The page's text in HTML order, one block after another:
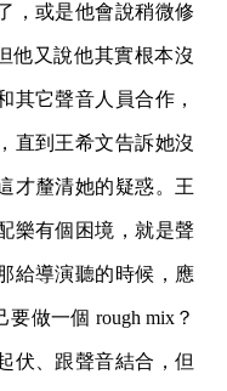
，或是他會說稍微修
他又說他其實根本沒
其它聲音人員合作，
直到王希文告訴她沒
才釐清她的疑惑。王
樂有個困境，就是聲
給導演聽的時候，應
做一個 rough mix？
伏、跟聲音結合，但